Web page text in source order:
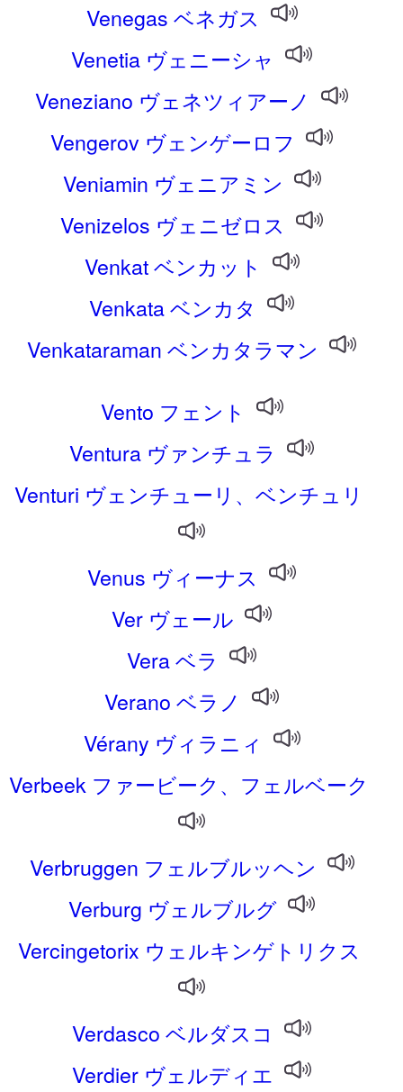
Venegas ベネガス
Venetia ヴェニーシャ
Veneziano ヴェネツィアーノ
Vengerov ヴェンゲーロフ
Veniamin ヴェニアミン
Venizelos ヴェニゼロス
Venkat ベンカット
Venkata ベンカタ
Venkataraman ベンカタラマン
Vento フェント
Ventura ヴァンチュラ
Venturi ヴェンチューリ、ベンチュリ
Venus ヴィーナス
Ver ヴェール
Vera ベラ
Verano ベラノ
Vérany ヴィラニィ
Verbeek ファービーク、フェルベーク
Verbruggen フェルブルッヘン
Verburg ヴェルブルグ
Vercingetorix ウェルキンゲトリクス
Verdasco ベルダスコ
Verdier ヴェルディエ